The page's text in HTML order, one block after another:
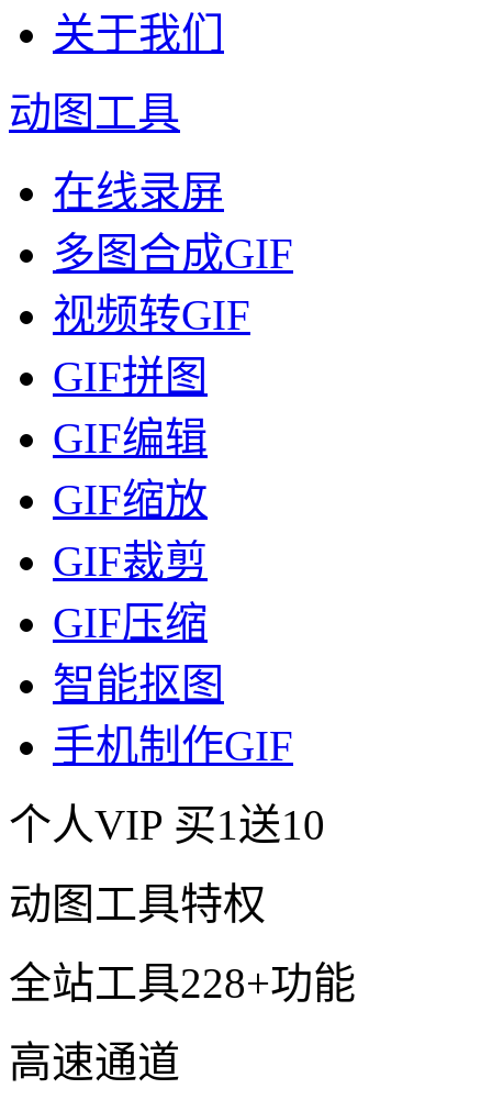
关于我们
动图工具
在线录屏
多图合成GIF
视频转GIF
GIF拼图
GIF编辑
GIF缩放
GIF裁剪
GIF压缩
智能抠图
手机制作GIF
个人VIP 买1送10
动图工具特权
全站工具228+功能
高速通道